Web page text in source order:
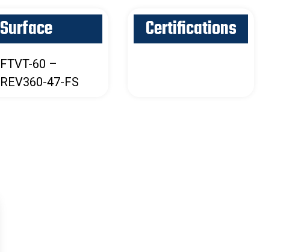
Surface
FTVT-60 –
REV360-47-FS
Certifications